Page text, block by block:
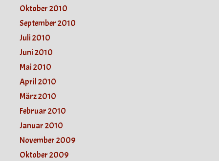
Oktober 2010
September 2010
Juli 2010
Juni 2010
Mai 2010
April 2010
März 2010
Februar 2010
Januar 2010
November 2009
Oktober 2009